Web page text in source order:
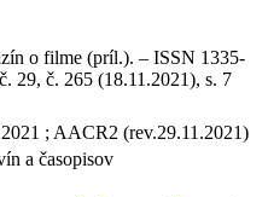
o filme (príl.). – ISSN 1335-
29, č. 265 (18.11.2021), s. 7
; AACR2 (rev.29.11.2021)
a časopisov